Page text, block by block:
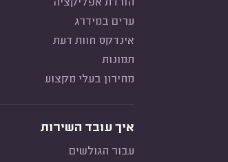
הורדת אפליקציה
ערים במידרג
אינדקס חוות דעת
תמונות
מחירון בעלי מקצוע
איך עובד השירות
עבור הגולשים